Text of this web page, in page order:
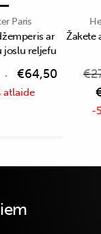
Paris
ar
joslu reljefu
€64,50
atlaide
Žakete
€
-